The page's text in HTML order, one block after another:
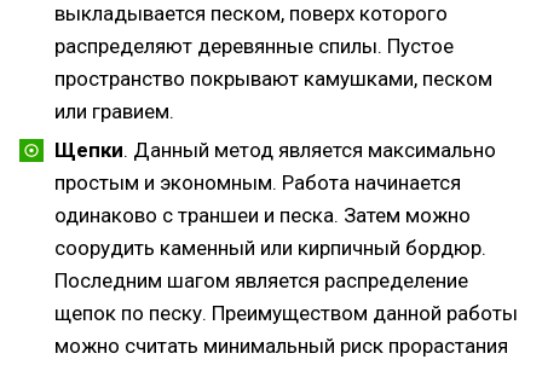
выкладывается песком, поверх которого
распределяют деревянные спилы. Пустое
пространство покрывают камушками, песком
или гравием.
Щепки. Данный метод является максимально
простым и экономным. Работа начинается
одинаково с траншеи и песка. Затем можно
соорудить каменный или кирпичный бордюр.
Последним шагом является распределение
щепок по песку. Преимуществом данной работы
можно считать минимальный риск прорастания